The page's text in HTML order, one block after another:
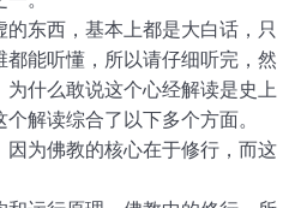
东西，基本上都是大白话，只
能听懂，所以请仔细听完，然
什么敢说这个心经解读是史上
解读综合了以下多个方面。
为佛教的核心在于修行，而这